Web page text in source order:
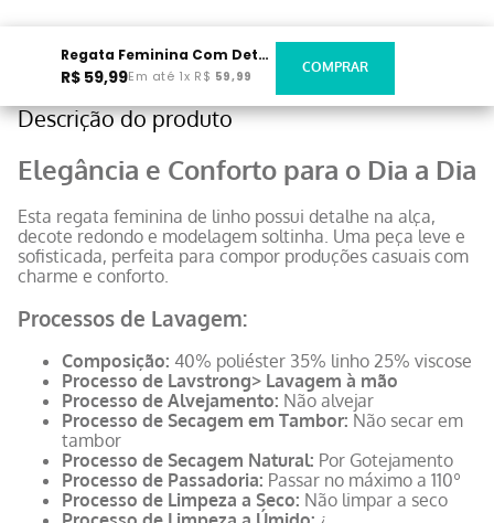
Regata Feminina Com Detalhe Na Alça Bege
R$ 59,99Em até 1x R$ 59,99
Descrição do produto
Elegância e Conforto para o Dia a Dia
Esta regata feminina de linho possui detalhe na alça,
decote redondo e modelagem soltinha. Uma peça leve e
sofisticada, perfeita para compor produções casuais com
charme e conforto.
Processos de Lavagem:
Composição: 40% poliéster 35% linho 25% viscose
Processo de Lavstrong> Lavagem à mão
Processo de Alvejamento: Não alvejar
Processo de Secagem em Tambor: Não secar em
tambor
Processo de Secagem Natural: Por Gotejamento
Processo de Passadoria: Passar no máximo a 110º
Processo de Limpeza a Seco: Não limpar a seco